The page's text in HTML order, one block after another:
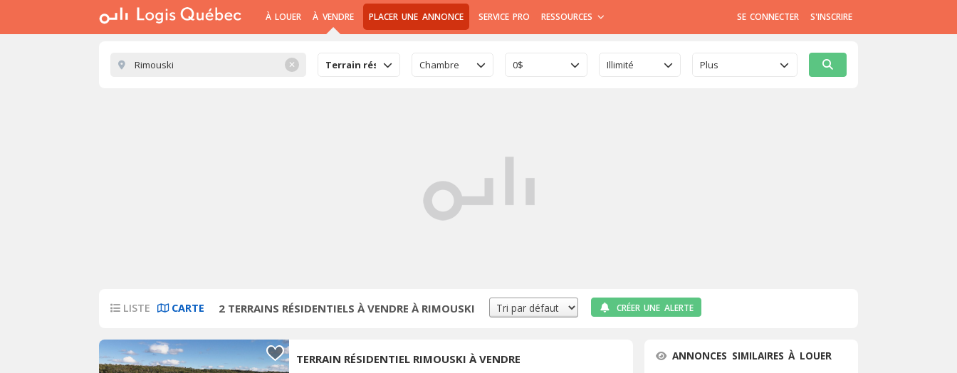
À LOUER À VENDRE PLACER UNE ANNONCE SERVICE PRO RESSOURCES SE CONNECTER S'INSCRIRE
✕ Terrain résidentiel Chambre 0$ Illimité Plus
LISTE CARTE 2 TERRAINS RÉSIDENTIELS À VENDRE À RIMOUSKI CRÉER UNE ALERTE
TERRAIN RÉSIDENTIEL RIMOUSKI À VENDRE
ANNONCES SIMILAIRES À LOUER